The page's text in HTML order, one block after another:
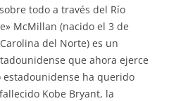
todo a través del Río
McMillan (nacido el 3 de
del Norte) es un
que ahora ejerce
ha querido
Kobe Bryant, la